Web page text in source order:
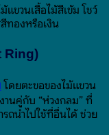
ขวนเสื้อไม้สีเข้ม โชว์
ทองหรือเงิน
Ring)
โดยตะขอของไม้แขวน
นคู่กับ “ห่วงกลม” ที่
ถนำไปใช้ที่อื่นได้ ช่วย